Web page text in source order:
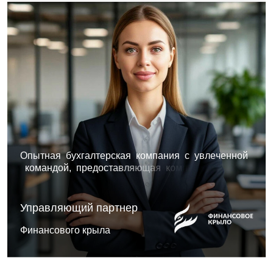
Опытная бухгалтерская компания с увлеченной
командой, предоставляющая ко пл ек ны
ешен а ли
Управляющий партнер
Финансового крыла